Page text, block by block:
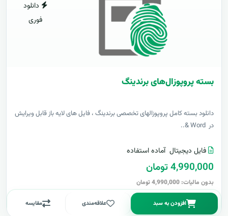
دانلود
فوری
بسته پروپوزال‌های برندینگ
دانلود بسته کامل پروپوزالهای تخصصی برندینگ ، فایل های لایه باز قابل ویرایش
در Word &..
فایل دیجیتال آماده استفاده
4,990,000 تومان
بدون مالیات: 4,990,000 تومان
افزودن به سبد علاقه‌مندی مقایسه